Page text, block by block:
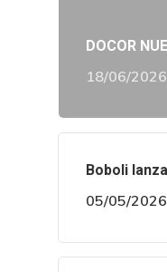
DOCOR
18/06/2026
Boboli
05/05/2026